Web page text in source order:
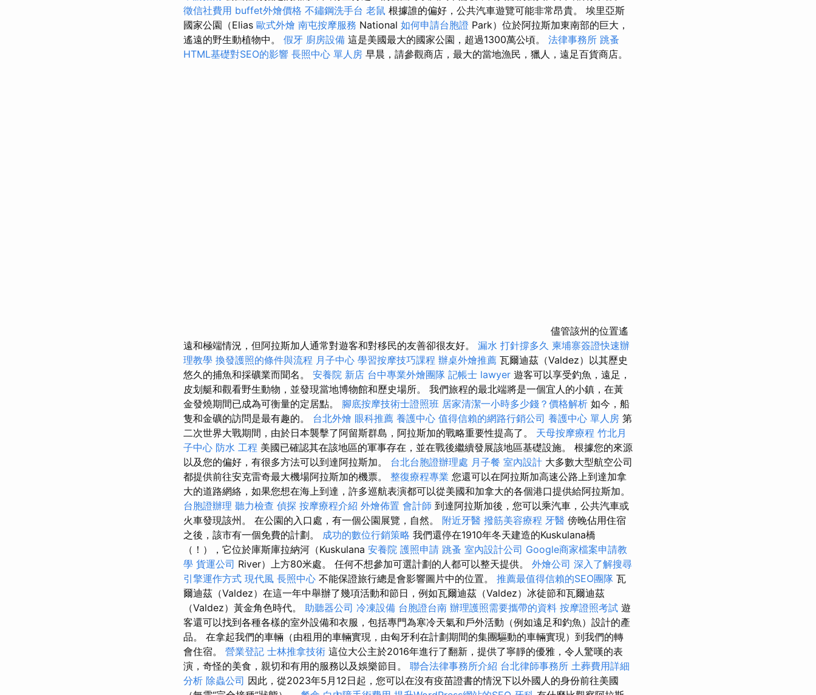
徵信社費用 buffet外燴價格 不鏽鋼洗手台 老鼠 根據誰的偏好，公共汽車遊覽可能非常昂貴。 埃里亞斯
國家公園（Elias 歐式外燴 南屯按摩服務 National 如何申請台胞證 Park）位於阿拉斯加東南部的巨大，
遙遠的野生動植物中。 假牙 廚房設備 這是美國最大的國家公園，超過1300萬公頃。 法律事務所 跳蚤
HTML基礎對SEO的影響 長照中心 單人房 早晨，請參觀商店，最大的當地漁民，獵人，遠足百貨商店。
儘管該州的位置遙
遠和極端情況，但阿拉斯加人通常對遊客和對移民的友善卻很友好。 漏水 打針撐多久 柬埔寨簽證快速辦
理教學 換發護照的條件與流程 月子中心 學習按摩技巧課程 辦桌外燴推薦 瓦爾迪茲（Valdez）以其歷史
悠久的捕魚和採礦業而聞名。 安養院 新店 台中專業外燴團隊 記帳士 lawyer 遊客可以享受釣魚，遠足，
皮划艇和觀看野生動物，並發現當地博物館和歷史場所。 我們旅程的最北端將是一個宜人的小鎮，在黃
金發燒期間已成為可衡量的定居點。 腳底按摩技術士證照班 居家清潔一小時多少錢？價格解析 如今，船
隻和金礦的訪問是最有趣的。 台北外燴 眼科推薦 養護中心 值得信賴的網路行銷公司 養護中心 單人房 第
二次世界大戰期間，由於日本襲擊了阿留斯群島，阿拉斯加的戰略重要性提高了。 天母按摩療程 竹北月
子中心 防水 工程 美國已確認其在該地區的軍事存在，並在戰後繼續發展該地區基礎設施。 根據您的來源
以及您的偏好，有很多方法可以到達阿拉斯加。 台北台胞證辦理處 月子餐 室內設計 大多數大型航空公司
都提供前往安克雷奇最大機場阿拉斯加的機票。 整復療程專業 您還可以在阿拉斯加高速公路上到達加拿
大的道路網絡，如果您想在海上到達，許多巡航表演都可以從美國和加拿大的各個港口提供給阿拉斯加。
台胞證辦理 聽力檢查 偵探 按摩療程介紹 外燴佈置 會計師 到達阿拉斯加後，您可以乘汽車，公共汽車或
火車發現該州。 在公園的入口處，有一個公園展覽，自然。 附近牙醫 撥筋美容療程 牙醫 傍晚佔用住宿
之後，該市有一個免費的計劃。 成功的數位行銷策略 我們還停在1910年冬天建造的Kuskulana橋
（！），它位於庫斯庫拉納河（Kuskulana 安養院 護照申請 跳蚤 室內設計公司 Google商家檔案申請教
學 貨運公司 River）上方80米處。 任何不想參加可選計劃的人都可以整天提供。 外燴公司 深入了解搜尋
引擎運作方式 現代風 長照中心 不能保證旅行總是會影響圖片中的位置。 推薦最值得信賴的SEO團隊 瓦
爾迪茲（Valdez）在這一年中舉辦了幾項活動和節日，例如瓦爾迪茲（Valdez）冰徒節和瓦爾迪茲
（Valdez）黃金角色時代。 助聽器公司 冷凍設備 台胞證台南 辦理護照需要攜帶的資料 按摩證照考試 遊
客還可以找到各種各樣的室外設備和衣服，包括專門為寒冷天氣和戶外活動（例如遠足和釣魚）設計的產
品。 在拿起我們的車輛（由租用的車輛實現，由匈牙利在計劃期間的集團驅動的車輛實現）到我們的轉
會住宿。 營業登記 士林推拿技術 這位大公主於2016年進行了翻新，提供了寧靜的優雅，令人驚嘆的表
演，奇怪的美食，親切和有用的服務以及娛樂節目。 聯合法律事務所介紹 台北律師事務所 土葬費用詳細
分析 除蟲公司 因此，從2023年5月12日起，您可以在沒有疫苗證書的情況下以外國人的身份前往美國